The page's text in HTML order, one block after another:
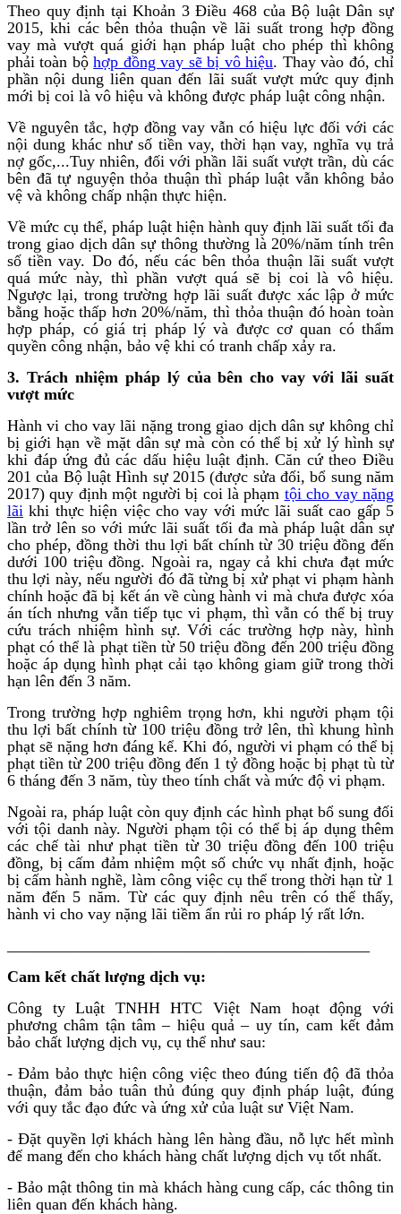
Theo quy định tại Khoản 3 Điều 468 của Bộ luật Dân sự
2015, khi các bên thỏa thuận về lãi suất trong hợp đồng
vay mà vượt quá giới hạn pháp luật cho phép thì không
phải toàn bộhợp đồng vay sẽ bị vô hiệu. Thay vào đó, chỉ
phần nội dung liên quan đến lãi suất vượt mức quy định
mới bị coi là vô hiệu và không được pháp luật công nhận.
Về nguyên tắc, hợp đồng vay vẫn có hiệu lực đối với các
nội dung khác như số tiền vay, thời hạn vay, nghĩa vụ trả
nợ gốc,...Tuy nhiên, đối với phần lãi suất vượt trần, dù các
bên đã tự nguyện thỏa thuận thì pháp luật vẫn không bảo
vệ và không chấp nhận thực hiện.
Về mức cụ thể, pháp luật hiện hành quy định lãi suất tối đa
trong giao dịch dân sự thông thường là 20%/năm tính trên
số tiền vay. Do đó, nếu các bên thỏa thuận lãi suất vượt
quá mức này, thì phần vượt quá sẽ bị coi là vô hiệu.
Ngược lại, trong trường hợp lãi suất được xác lập ở mức
bằng hoặc thấp hơn 20%/năm, thì thỏa thuận đó hoàn toàn
hợp pháp, có giá trị pháp lý và được cơ quan có thẩm
quyền công nhận, bảo vệ khi có tranh chấp xảy ra.
3. Trách nhiệm pháp lý của bên cho vay với lãi suất
vượt mức
Hành vi cho vay lãi nặng trong giao dịch dân sự không chỉ
bị giới hạn về mặt dân sự mà còn có thể bị xử lý hình sự
khi đáp ứng đủ các dấu hiệu luật định. Căn cứ theo Điều
201 của Bộ luật Hình sự 2015 (được sửa đổi, bổ sung năm
2017) quy định một người bị coi là phạm tội cho vay nặng
lãi khi thực hiện việc cho vay với mức lãi suất cao gấp 5
lần trở lên so với mức lãi suất tối đa mà pháp luật dân sự
cho phép, đồng thời thu lợi bất chính từ 30 triệu đồng đến
dưới 100 triệu đồng. Ngoài ra, ngay cả khi chưa đạt mức
thu lợi này, nếu người đó đã từng bị xử phạt vi phạm hành
chính hoặc đã bị kết án về cùng hành vi mà chưa được xóa
án tích nhưng vẫn tiếp tục vi phạm, thì vẫn có thể bị truy
cứu trách nhiệm hình sự. Với các trường hợp này, hình
phạt có thể là phạt tiền từ 50 triệu đồng đến 200 triệu đồng
hoặc áp dụng hình phạt cải tạo không giam giữ trong thời
hạn lên đến 3 năm.
Trong trường hợp nghiêm trọng hơn, khi người phạm tội
thu lợi bất chính từ 100 triệu đồng trở lên, thì khung hình
phạt sẽ nặng hơn đáng kể. Khi đó, người vi phạm có thể bị
phạt tiền từ 200 triệu đồng đến 1 tỷ đồng hoặc bị phạt tù từ
6 tháng đến 3 năm, tùy theo tính chất và mức độ vi phạm.
Ngoài ra, pháp luật còn quy định các hình phạt bổ sung đối
với tội danh này. Người phạm tội có thể bị áp dụng thêm
các chế tài như phạt tiền từ 30 triệu đồng đến 100 triệu
đồng, bị cấm đảm nhiệm một số chức vụ nhất định, hoặc
bị cấm hành nghề, làm công việc cụ thể trong thời hạn từ 1
năm đến 5 năm. Từ các quy định nêu trên có thể thấy,
hành vi cho vay nặng lãi tiềm ẩn rủi ro pháp lý rất lớn.
Cam kết chất lượng dịch vụ:
Công ty Luật TNHH HTC Việt Nam hoạt động với
phương châm tận tâm – hiệu quả – uy tín, cam kết đảm
bảo chất lượng dịch vụ, cụ thể như sau:
- Đảm bảo thực hiện công việc theo đúng tiến độ đã thỏa
thuận, đảm bảo tuân thủ đúng quy định pháp luật, đúng
với quy tắc đạo đức và ứng xử của luật sư Việt Nam.
- Đặt quyền lợi khách hàng lên hàng đầu, nỗ lực hết mình
để mang đến cho khách hàng chất lượng dịch vụ tốt nhất.
- Bảo mật thông tin mà khách hàng cung cấp, các thông tin
liên quan đến khách hàng.